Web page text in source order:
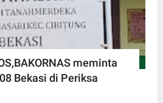
meminta
Bekasi di Periksa